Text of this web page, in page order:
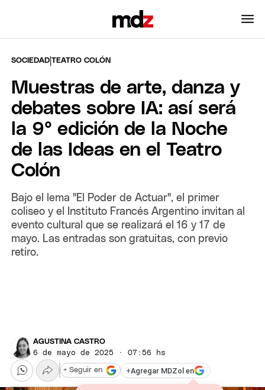
SOCIEDAD |TEATRO COLÓN
Muestras de arte, danza y
debates sobre IA: así será
la 9° edición de la Noche
de las Ideas en el Teatro
Colón
Bajo el lema "El Poder de Actuar", el primer
coliseo y el Instituto Francés Argentino invitan al
evento cultural que se realizará el 16 y 17 de
mayo. Las entradas son gratuitas, con previo
retiro.
AGUSTINA CASTRO
6 de mayo de 2025 · 07:56 hs
+Agregar MDZol en
+ Seguir en